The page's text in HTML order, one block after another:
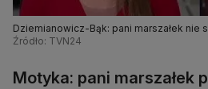
Dziemianowicz-Bąk: pani marszałek nie
Źródło: TVN24
Motyka: pani marszałek